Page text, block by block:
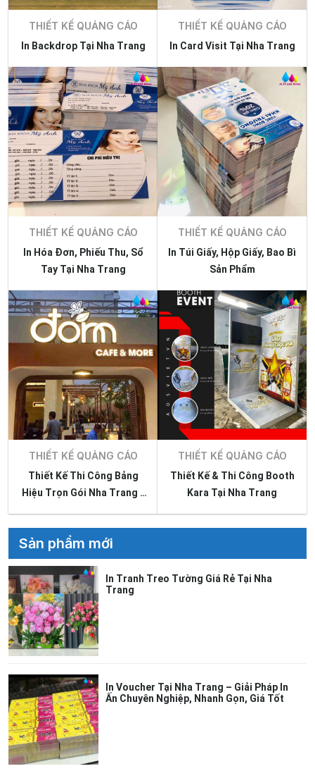
Sản phẩm mới
In Tranh Treo Tường Giá Rẻ Tại Nha
Trang
In Voucher Tại Nha Trang – Giải Pháp In
Ấn Chuyên Nghiệp, Nhanh Gọn, Giá Tốt
THIẾT KẾ QUẢNG CÁO
In Backdrop Tại Nha Trang
THIẾT KẾ QUẢNG CÁO
In Card Visit Tại Nha Trang
THIẾT KẾ QUẢNG CÁO
In Hóa Đơn, Phiếu Thu, Sổ
Tay Tại Nha Trang
THIẾT KẾ QUẢNG CÁO
In Túi Giấy, Hộp Giấy, Bao Bì
Sản Phẩm
THIẾT KẾ QUẢNG CÁO
Thiết Kế Thi Công Bảng
Hiệu Trọn Gói Nha Trang -
THIẾT KẾ QUẢNG CÁO
Thiết Kế & Thi Công Booth
Kara Tại Nha Trang